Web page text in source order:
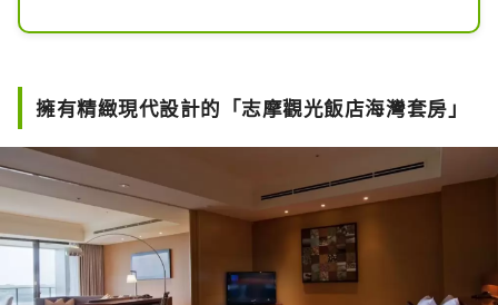
我們的賓客休息室可俯瞰英虞灣美麗的
擁有精緻現代設計的「志摩觀光飯店海灣套房」